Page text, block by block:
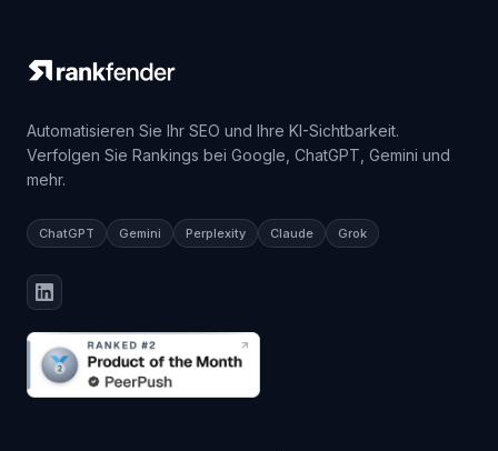
Automatisieren Sie Ihr SEO und Ihre KI-Sichtbarkeit.
Verfolgen Sie Rankings bei Google, ChatGPT, Gemini und
mehr.
ChatGPT Gemini Perplexity Claude Grok